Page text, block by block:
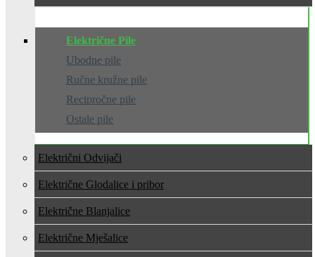
Električne Pile
Ubodne pile
Ručne kružne pile
Recipročne pile
Ostale pile
Električni Odvijači
Električne Glodalice i pribor
Električne Blanjalice
Električne Mješalice